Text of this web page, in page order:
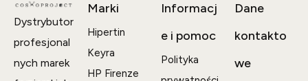
Dystrybutor
profesjonal
nych marek
Marki
Hipertin
Keyra
HP Firenze
Informacj
e i pomoc
Polityka
Dane
kontakto
we